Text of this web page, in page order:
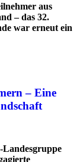
aus
– das 32.
war erneut ein
– Eine
Landesgruppe